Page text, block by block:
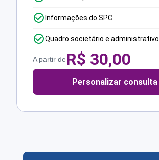
Informações do SPC
Quadro societário e administrativo
A partir deR$ 30,00
Personalizar consulta